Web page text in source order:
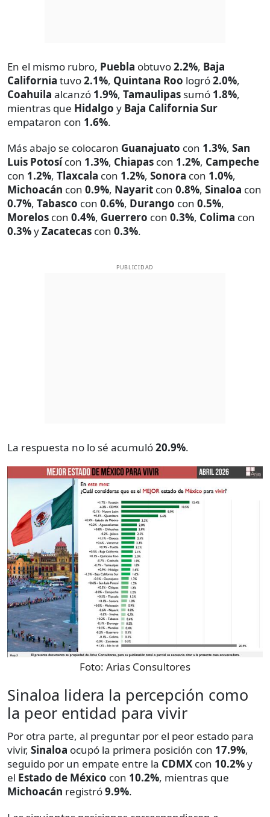
En el mismo rubro, Puebla obtuvo2.2%, Baja
California tuvo2.1%, Quintana Roo logró2.0%,
Coahuila alcanzó 1.9%, Tamaulipas sumó 1.8%,
mientras que Hidalgo y Baja California Sur
empataron con 1.6%.
Más abajo se colocaron Guanajuato con 1.3%, San
Luis Potosícon 1.3%, Chiapas con 1.2%, Campeche
con 1.2%, Tlaxcala con 1.2%, Sonora con 1.0%,
Michoacán con 0.9%, Nayarit con 0.8%, Sinaloa con
0.7%, Tabasco con 0.6%, Durango con 0.5%,
Morelos con 0.4%, Guerrero con 0.3%, Colima con
0.3%yZacatecas con 0.3%.
PUBLICIDAD
La respuesta no lo sé acumuló20.9%.
Foto: Arias Consultores
Sinaloa lidera la percepción como
la peor entidad para vivir
Por otra parte, al preguntar por el peor estado para
vivir, Sinaloa ocupó la primera posición con 17.9%,
seguido por un empate entre la CDMX con 10.2%y
el Estado de México con 10.2%, mientras que
Michoacán registró9.9%.